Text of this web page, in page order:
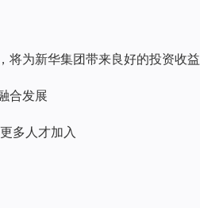
将为新华集团带来良好的投资收益
合发展
多人才加入